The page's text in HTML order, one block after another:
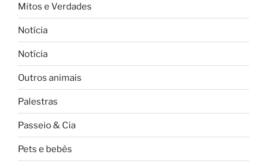
Mitos e Verdades
Notícia
Notícia
Outros animais
Palestras
Passeio & Cia
Pets e bebês